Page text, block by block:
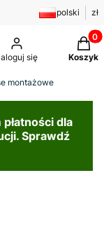
polski zł
się Koszyk
montażowe
dla
Sprawdź